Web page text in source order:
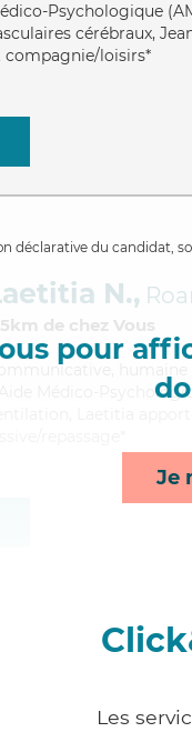
Psychologique
cérébraux,
compagnie/loisirs*
déclarative du candidat,
pour
Je
N.,
de chez Vous
,
Médico-
Les